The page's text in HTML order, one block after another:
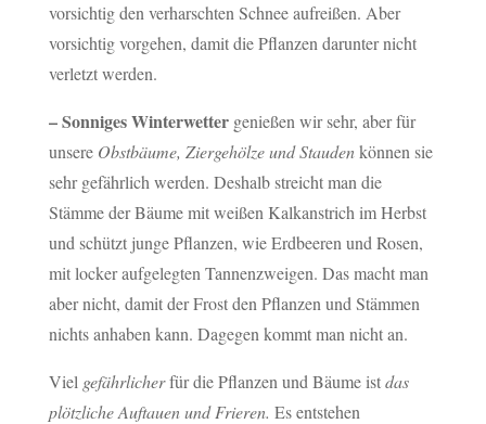
vorsichtig den verharschten Schnee aufreißen. Aber
vorsichtig vorgehen, damit die Pflanzen darunter nicht
verletzt werden.
– Sonniges Winterwettergenießen wir sehr, aber für
unsereObstbäume, Ziergehölze und Staudenkönnen sie
sehr gefährlich werden. Deshalb streicht man die
Stämme der Bäume mit weißen Kalkanstrich im Herbst
und schützt junge Pflanzen, wie Erdbeeren und Rosen,
mit locker aufgelegten Tannenzweigen. Das macht man
aber nicht, damit der Frost den Pflanzen und Stämmen
nichts anhaben kann. Dagegen kommt man nicht an.
Viel gefährlicherfür die Pflanzen und Bäume istdas
plötzliche Auftauen und Frieren. Es entstehen